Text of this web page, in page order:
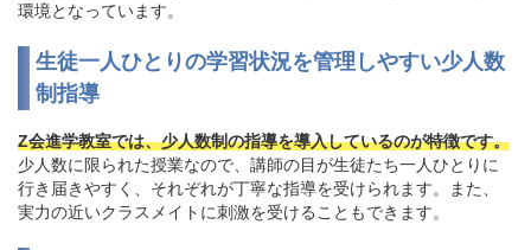
環境となっています。
生徒一人ひとりの学習状況を管理しやすい少人数
制指導
Z会進学教室では、少人数制の指導を導入しているのが特徴です。
少人数に限られた授業なので、講師の目が生徒たち一人ひとりに
行き届きやすく、それぞれが丁寧な指導を受けられます。また、
実力の近いクラスメイトに刺激を受けることもできます。